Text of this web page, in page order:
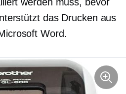
werden muss, bevor
das Drucken aus
Word.